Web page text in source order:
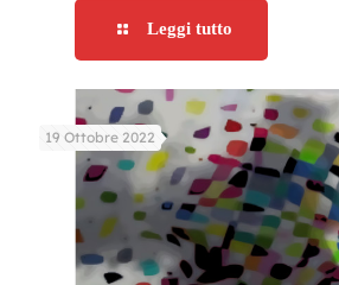
Leggi tutto
19 Ottobre 2022